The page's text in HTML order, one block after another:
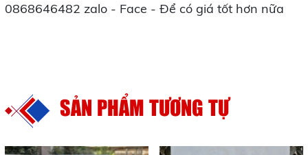
0868646482 zalo - Face - Để có giá tốt hơn nữa
SẢN PHẨM TƯƠNG TỰ